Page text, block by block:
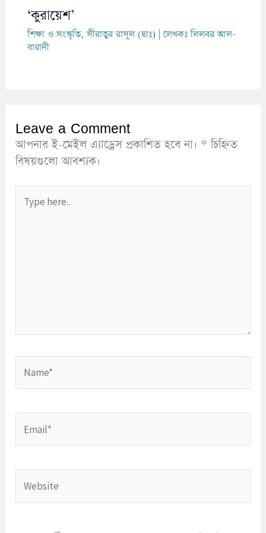
‘কুরায়েশ’
শিক্ষা ও সংস্কৃতি,সীরাতুর রাসূল (ছাঃ) | লেখকঃলিলবর আল-
বারাদী
Leave a Comment
আপনার ই-মেইল এ্যাড্রেস প্রকাশিত হবে না। * চিহ্নিত
বিষয়গুলো আবশ্যক।
here..